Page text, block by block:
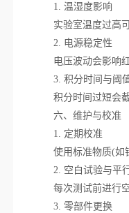
1. 温湿度影响
实验室温度过高可
2. 电源稳定性
电压波动会影响红
3. 积分时间与阈
积分时间过短会截
六、维护与校准
1. 定期校准
使用标准物质(如钢
2. 空白试验与平
每次测试前进行空
3. 零部件更换